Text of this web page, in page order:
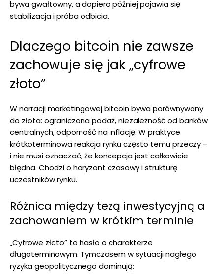
bywa gwałtowny, a dopiero później pojawia się
stabilizacja i próba odbicia.
Dlaczego bitcoin nie zawsze
zachowuje się jak „cyfrowe
złoto”
W narracji marketingowej bitcoin bywa porównywany
do złota: ograniczona podaż, niezależność od banków
centralnych, odporność na inflację. W praktyce
krótkoterminowa reakcja rynku często temu przeczy –
i nie musi oznaczać, że koncepcja jest całkowicie
błędna. Chodzi o horyzont czasowy i strukturę
uczestników rynku.
Różnica między tezą inwestycyjną a
zachowaniem w krótkim terminie
„Cyfrowe złoto” to hasło o charakterze
długoterminowym. Tymczasem w sytuacji nagłego
ryzyka geopolitycznego dominują: